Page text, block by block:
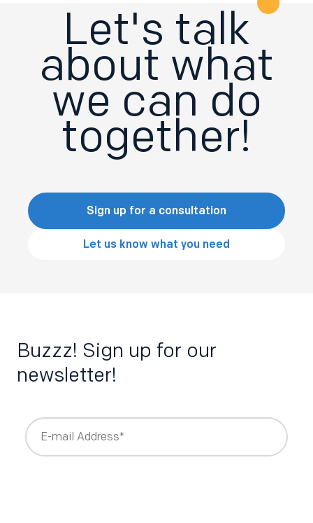
Let's talk
about what
we can do
together!
Sign up for a consultation
Let us know what you need
Buzzz! Sign up for our
newsletter!